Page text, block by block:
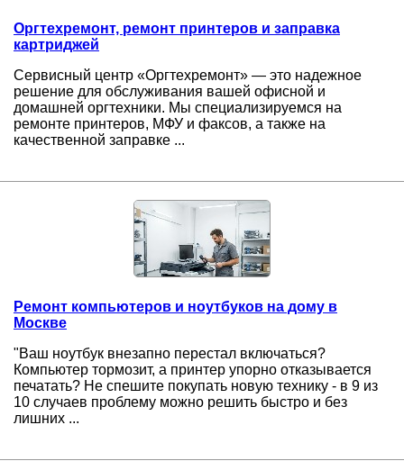
Оргтехремонт, ремонт принтеров и заправка
картриджей
Сервисный центр «Оргтехремонт» — это надежное
решение для обслуживания вашей офисной и
домашней оргтехники. Мы специализируемся на
ремонте принтеров, МФУ и факсов, а также на
качественной заправке ...
Ремонт компьютеров и ноутбуков на дому в
Москве
"Ваш ноутбук внезапно перестал включаться?
Компьютер тормозит, а принтер упорно отказывается
печатать? Не спешите покупать новую технику - в 9 из
10 случаев проблему можно решить быстро и без
лишних ...